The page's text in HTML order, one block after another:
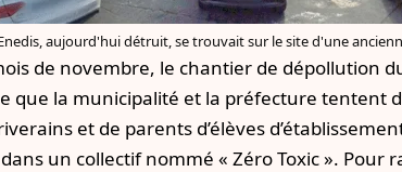
aujourd'hui détruit, se trouvait sur le site d'une
de novembre, le chantier de dépollution
que la municipalité et la préfecture tentent
et de parents d’élèves
un collectif nommé « Zéro Toxic ». Pour